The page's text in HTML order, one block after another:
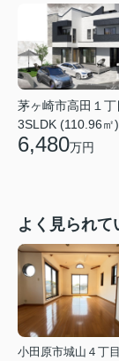
茅ヶ崎市高田１丁
3SLDK (110.96㎡)
6,480万円
よく見られて
小田原市城山４丁目